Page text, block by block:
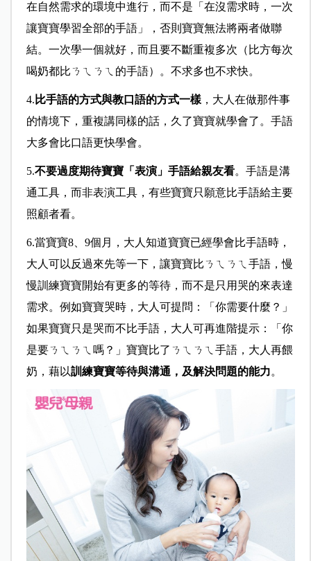
在自然需求的環境中進行，而不是「在沒需求時，一次
讓寶寶學習全部的手語」，否則寶寶無法將兩者做聯
結。一次學一個就好，而且要不斷重複多次（比方每次
喝奶都比ㄋㄟㄋㄟ的手語）。不求多也不求快。
4. 比手語的方式與教口語的方式一樣，大人在做那件事
的情境下，重複講同樣的話，久了寶寶就學會了。手語
大多會比口語更快學會。
5.不要過度期待寶寶「表演」手語給親友看。手語是溝
通工具，而非表演工具，有些寶寶只願意比手語給主要
照顧者看。
6.當寶寶8、9個月，大人知道寶寶已經學會比手語時，
大人可以反過來先等一下，讓寶寶比ㄋㄟㄋㄟ手語，慢
慢訓練寶寶開始有更多的等待，而不是只用哭的來表達
需求。例如寶寶哭時，大人可提問：「你需要什麼？」
如果寶寶只是哭而不比手語，大人可再進階提示：「你
是要ㄋㄟㄋㄟ嗎？」寶寶比了ㄋㄟㄋㄟ手語，大人再餵
奶，藉以訓練寶寶等待與溝通，及解決問題的能力。